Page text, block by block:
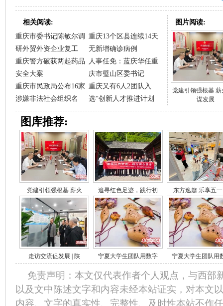
相关阅读:
重庆市委书记陈敏尔调
研外贸外资企业复工
重庆13个区县连续14天
无新增确诊病例
重庆警方破获两起药品
安全大案
人事任免：蓝庆华任重
庆市璧山区委书记
重庆市民政局公布16家
涉嫌非法社会组织名
重庆又有6人2团队入
选“创新人才推进计划
图片阅读:
党建引领强根基 薪
谋发展
图库推荐:
党建引领强根基 薪火 追寻红色足迹，践行初 东方逸趣 乐享五
走访交流促发展 | 陕 宁夏大学生团队用数字 宁夏大学生团队用
免责声明：本文仅代表作者个人观点，与西部
以及文中陈述文字和内容未经本站证实，对本文
内容、文字的真实性、完整性、及时性本站不作